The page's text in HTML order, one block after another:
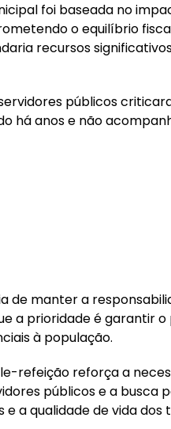
foi baseada no
o equilíbrio
recursos
públicos
há anos e não
de manter a
a prioridade é garantir
à população.
refeição reforça a
públicos e a busca
a qualidade de vida dos